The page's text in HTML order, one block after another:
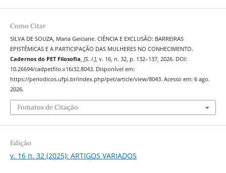
Como Citar
SILVA DE SOUZA, Maria Geiciane. CIÊNCIA E EXCLUSÃO: BARREIRAS
EPISTÊMICAS E A PARTICIPAÇÃO DAS MULHERES NO CONHECIMENTO.
Cadernos do PET Filosofia, [S. l.], v. 16, n. 32, p. 132–137, 2026. DOI:
10.26694/cadpetfilo.v16i32.8043. Disponível em:
https://periodicos.ufpi.br/index.php/pet/article/view/8043. Acesso em: 6 ago.
2026.
Fomatos de Citação
Edição
v. 16 n. 32 (2025): ARTIGOS VARIADOS